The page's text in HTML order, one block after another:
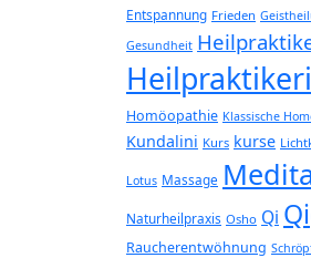
Entspannung Frieden
Gesundheit
Homöopathie Klassische
Kundalini Kurs kurse
Lotus Massage
Naturheilpraxis Osho Qi
Raucherentwöhnung